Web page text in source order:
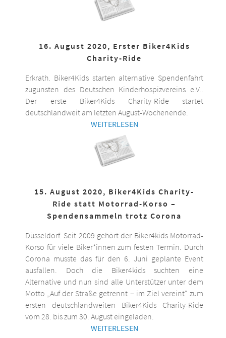
16. August 2020, Erster Biker4Kids
Charity-Ride
Erkrath. Biker4Kids starten alternative Spendenfahrt
zugunsten des Deutschen Kinderhospizvereins e.V..
Der erste Biker4Kids Charity-Ride startet
deutschlandweit am letzten August-Wochenende.
WEITERLESEN
15. August 2020, Biker4Kids Charity-
Ride statt Motorrad-Korso –
Spendensammeln trotz Corona
Düsseldorf. Seit 2009 gehört der Biker4kids Motorrad-
Korso für viele Biker*innen zum festen Termin. Durch
Corona musste das für den 6. Juni geplante Event
ausfallen. Doch die Biker4kids suchten eine
Alternative und nun sind alle Unterstützer unter dem
Motto „Auf der Straße getrennt – im Ziel vereint“ zum
ersten deutschlandweiten Biker4Kids Charity-Ride
vom 28. bis zum 30. August eingeladen.
WEITERLESEN